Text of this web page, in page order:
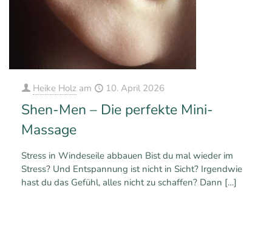
Heike Holz am 10. April 2026
Shen-Men – Die perfekte Mini-
Massage
Stress in Windeseile abbauen Bist du mal wieder im
Stress? Und Entspannung ist nicht in Sicht? Irgendwie
hast du das Gefühl, alles nicht zu schaffen? Dann […]